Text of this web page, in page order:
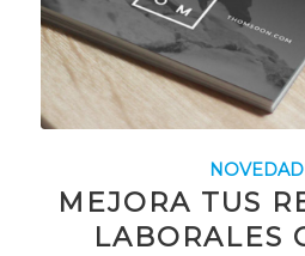
MEJORA TUS
LABORALES